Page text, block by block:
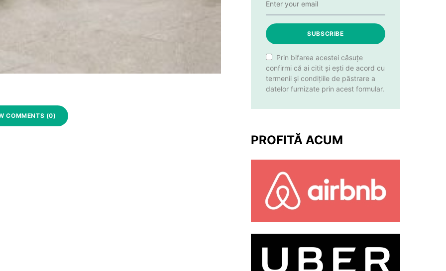
COMMENTS (0)
SUBSCRIBE
Prin bifarea acestei căsuțe
confirmi că ai citit și ești de acord cu
termenii și condițiile de păstrare a
datelor furnizate prin acest formular.
PROFITĂ ACUM